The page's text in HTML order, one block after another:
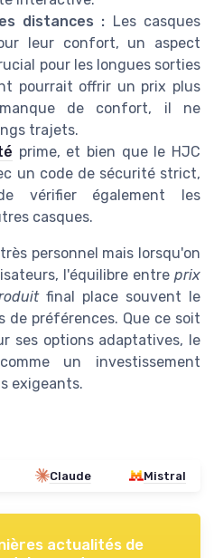
distances : Les casques
leur confort, un aspect
pour les longues sorties
pourrait offrir un prix plus
de confort, il ne
trajets.
prime, et bien que le HJC
un code de sécurité strict,
vérifier également les
casques.
personnel mais lorsqu'on
l'équilibre entreprix
final place souvent le
préférences. Que ce soit
ses options adaptatives, le
un investissement
exigeants.
Claude Mistral
actualités de